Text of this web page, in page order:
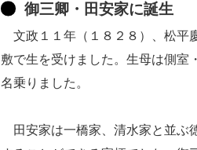
御三卿・田安家に誕生
文政１１年（１８２８）、松平
敷で生を受けました。生母は側室
名乗りました。
田安家は一橋家、清水家と並ぶ